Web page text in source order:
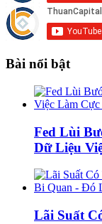
Bài nổi bật
Fed Lùi
Dữ Liệu
Lãi Suất